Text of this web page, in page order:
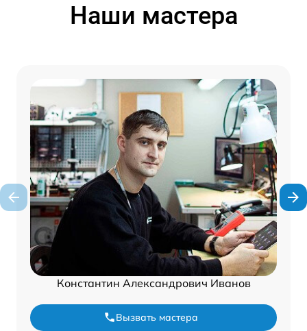
Наши мастера
Константин Александрович Иванов
Вызвать мастера